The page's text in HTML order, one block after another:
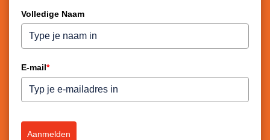
Volledige Naam
E-mail*
Aanmelden